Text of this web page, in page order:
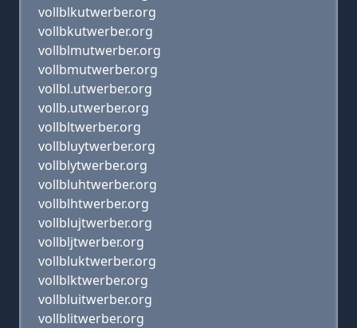
vollblkutwerber.org
vollbkutwerber.org
vollblmutwerber.org
vollbmutwerber.org
vollbl.utwerber.org
vollb.utwerber.org
vollbltwerber.org
vollbluytwerber.org
vollblytwerber.org
vollbluhtwerber.org
vollblhtwerber.org
vollblujtwerber.org
vollbljtwerber.org
vollbluktwerber.org
vollblktwerber.org
vollbluitwerber.org
vollblitwerber.org